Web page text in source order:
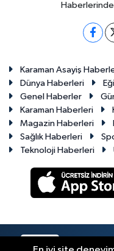
Karaman Asayiş
Dünya Haberleri
Genel Haberler
Karaman Haberleri
Magazin Haberleri
Sağlık Haberleri
Teknoloji Haberleri